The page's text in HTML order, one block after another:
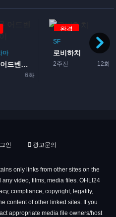
마
디지몬 어드벤쳐 트라이
6화
완결
SF
로비하치
2주전 12화
인 광고문의
only links from other sites on the
any video, films, media files. OHLI24
compliance, copyright, legality,
content of other linked sites. If you
appropriate media file owners/host